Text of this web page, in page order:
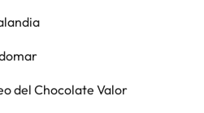
del Chocolate Valor